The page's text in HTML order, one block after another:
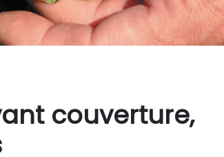
couverture,